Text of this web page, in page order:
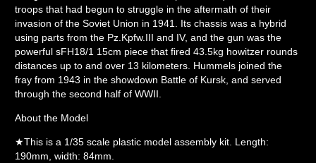
troops that had begun to struggle in the aftermath of their
invasion of the Soviet Union in 1941. Its chassis was a hybrid
using parts from the Pz.Kpfw.III and IV, and the gun was the
powerful sFH18/1 15cm piece that fired 43.5kg howitzer rounds
distances up to and over 13 kilometers. Hummels joined the
fray from 1943 in the showdown Battle of Kursk, and served
through the second half of WWII.
About the Model
★This is a 1/35 scale plastic model assembly kit. Length:
190mm, width: 84mm.